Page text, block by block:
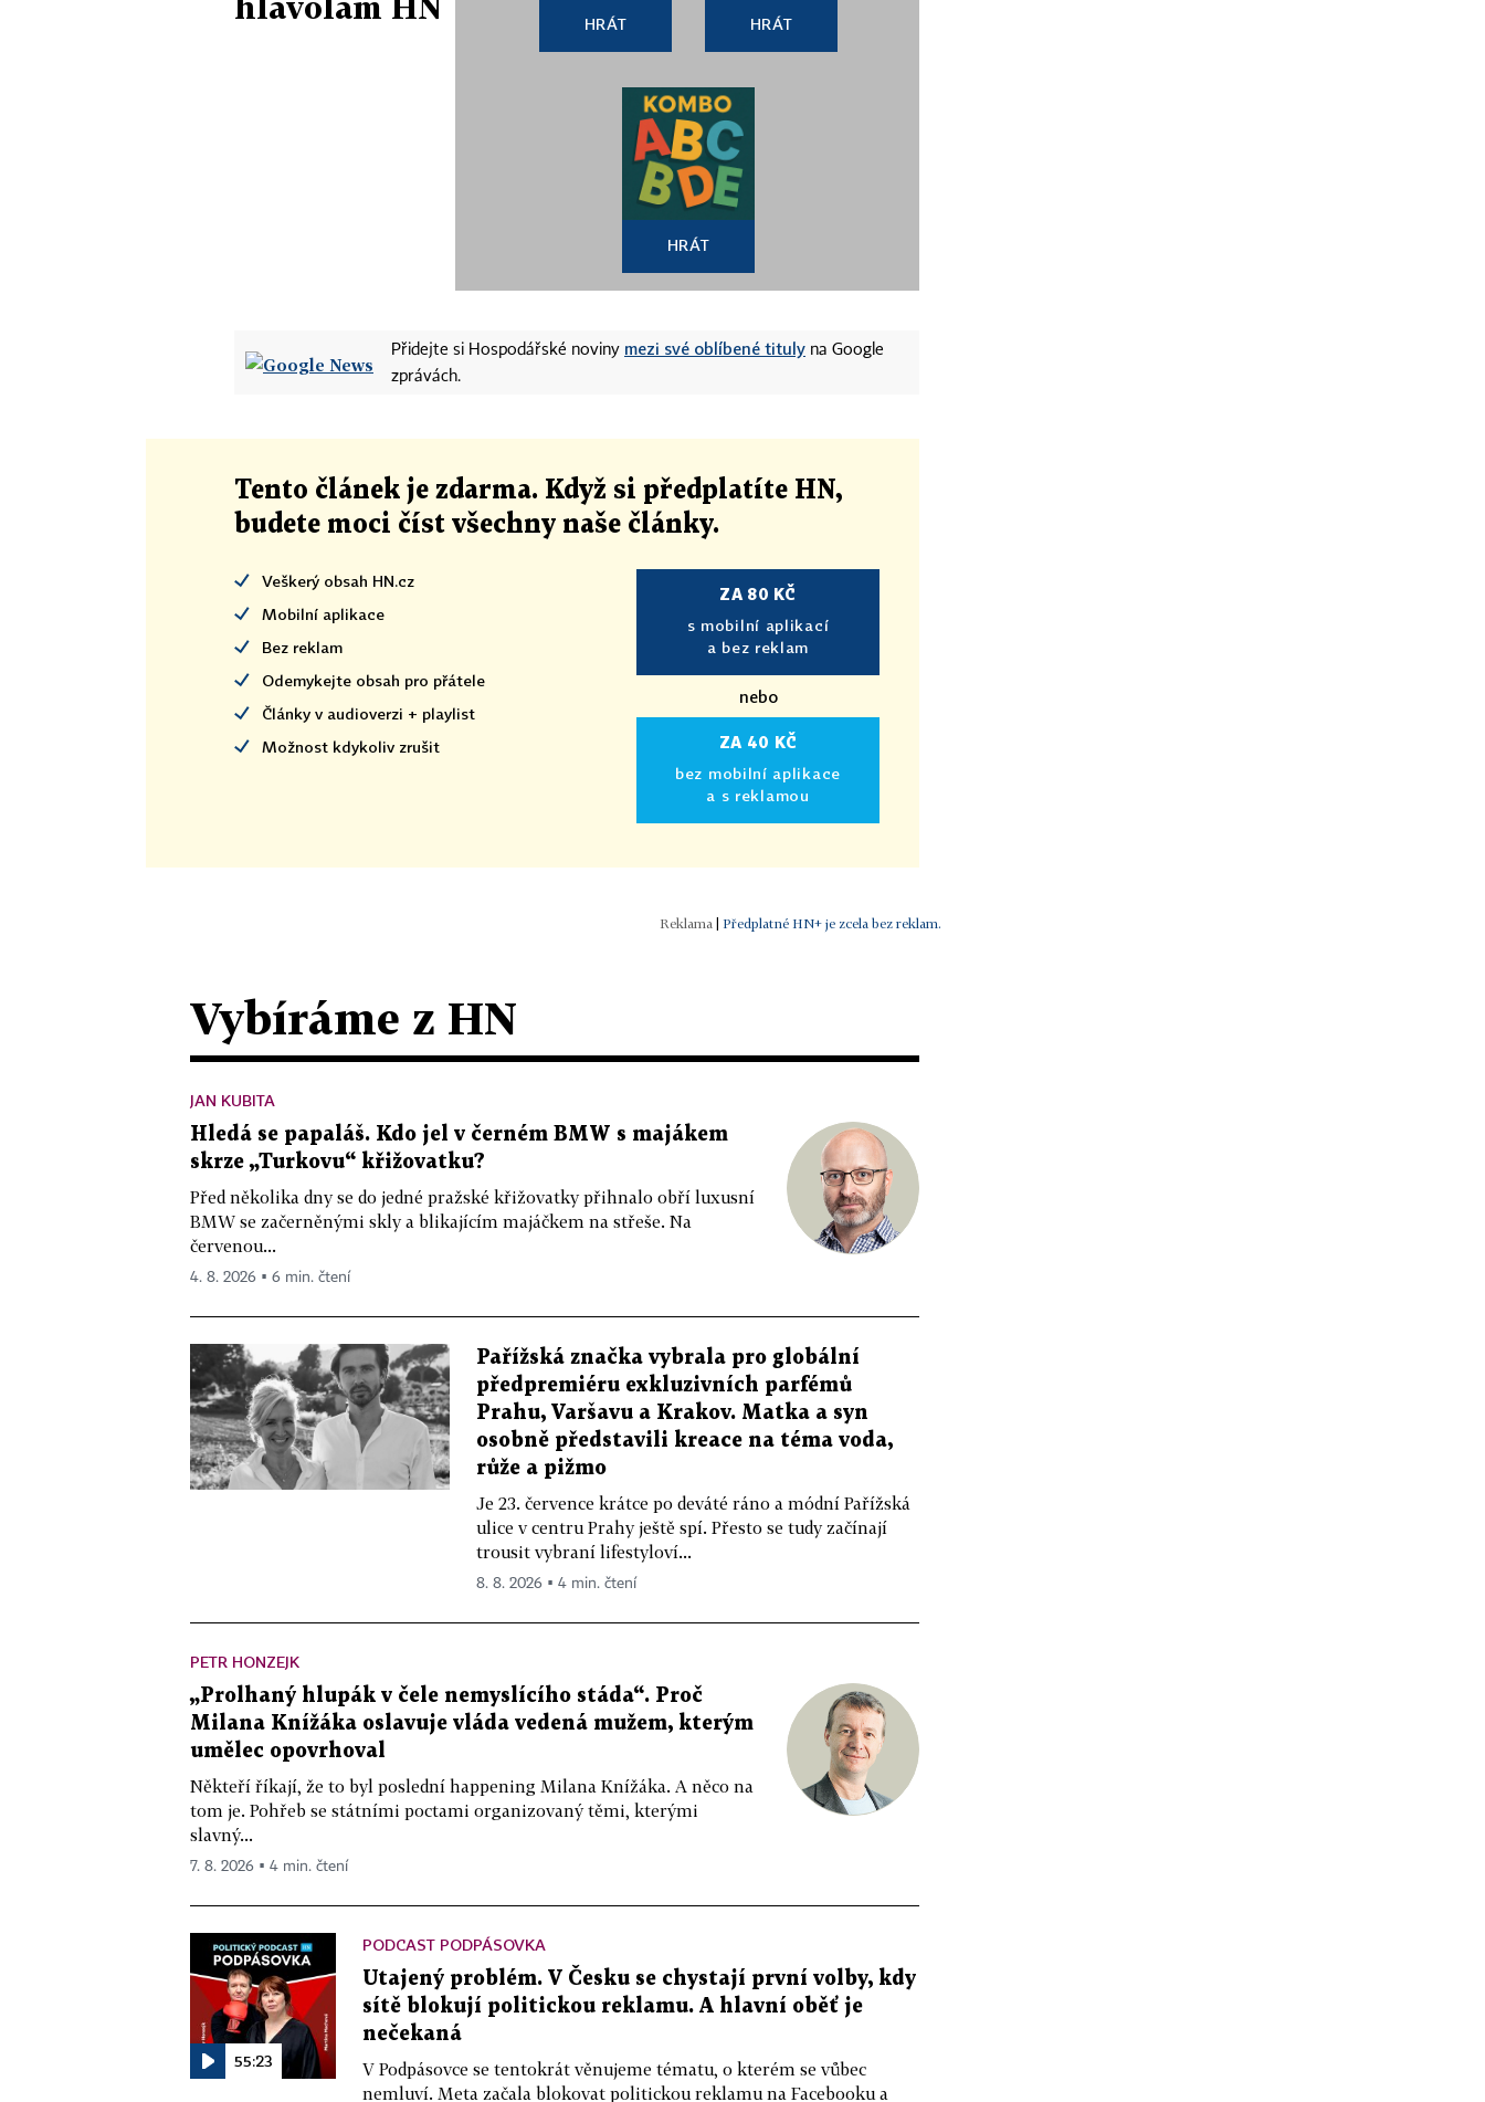
HRÁT HRÁT
HRÁT
Přidejte si Hospodářské noviny mezi své oblíbené tituly na Google
zprávách.
Tento článek je zdarma. Když si předplatíte HN,
budete moci číst všechny naše články.
Veškerý obsah HN.cz
Mobilní aplikace
Bez reklam
Odemykejte obsah pro přátele
Články v audioverzi + playlist
Možnost kdykoliv zrušit
ZA 80 KČ
s mobilní aplikací
a bez reklam
nebo
ZA 40 KČ
bez mobilní aplikace
a s reklamou
| Předplatné HN+ je zcela bez reklam.
Vybíráme z HN
JAN KUBITA
Hledá se papaláš. Kdo jel v černém BMW s majákem
skrze „Turkovu“ křižovatku?
Před několika dny se do jedné pražské křižovatky přihnalo obří luxusní
BMW se začerněnými skly a blikajícím majáčkem na střeše. Na
červenou...
4. 8. 2026 ▪ 6 min. čtení
Pařížská značka vybrala pro globální
předpremiéru exkluzivních parfémů
Prahu, Varšavu a Krakov. Matka a syn
osobně představili kreace na téma voda,
růže a pižmo
Je 23. července krátce po deváté ráno a módní Pařížská
ulice v centru Prahy ještě spí. Přesto se tudy začínají
trousit vybraní lifestyloví...
8. 8. 2026 ▪ 4 min. čtení
PETR HONZEJK
„Prolhaný hlupák v čele nemyslícího stáda“. Proč
Milana Knížáka oslavuje vláda vedená mužem, kterým
umělec opovrhoval
Někteří říkají, že to byl poslední happening Milana Knížáka. A něco na
tom je. Pohřeb se státními poctami organizovaný těmi, kterými
slavný...
7. 8. 2026 ▪ 4 min. čtení
55:23
PODCAST PODPÁSOVKA
Utajený problém. V Česku se chystají první volby, kdy
sítě blokují politickou reklamu. A hlavní oběť je
nečekaná
V Podpásovce se tentokrát věnujeme tématu, o kterém se vůbec
nemluví. Meta začala blokovat politickou reklamu na Facebooku a